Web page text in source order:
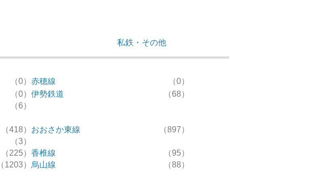
私鉄・その他
（0） 赤穂線 （0）
（0） 伊勢鉄道
（68）
（6）
（418） おおさか東線
（897）
（3）
（225） 香椎線
（95）
（1203） 烏山線
（88）